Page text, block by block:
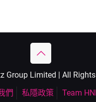
Group Limited | All Rights
們 私隱政策 Team